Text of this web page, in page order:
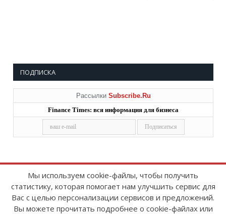
ПОДПИСКА
Рассылки Subscribe.Ru
Finance Times: вся информация для бизнеса
Copyright © 2008-2026FinanceTimes
Зарегистрировано в Роскомнадзоре
Свидетельство о регистрации СМИ:
Мы используем cookie-файлы, чтобы получить
статистику, которая помогает нам улучшить сервис для
Вас с целью персонализации сервисов и предложений.
Вы можете прочитать подробнее о cookie-файлах или